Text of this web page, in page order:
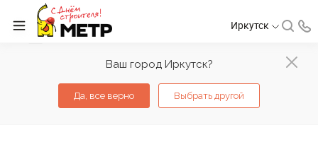
Ваш город Иркутск?
Да, все верно Выбрать другой
Иркутск